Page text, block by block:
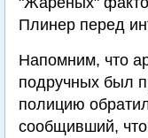
Плинер перед
Напомним, что
подручных был
полицию
сообщивший,